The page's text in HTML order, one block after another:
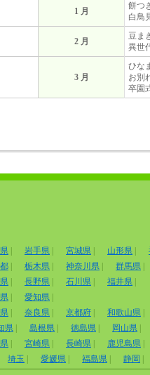
1 月
餅つ
白鳥
2 月
豆ま
異世
3 月
ひな
お別
卒園
岩手県 宮城県 山形県
栃木県 神奈川県 群馬県
長野県 石川県 福井県
愛知県
奈良県 京都府 和歌山県
県 島根県 徳島県 岡山県
宮崎県 長崎県 鹿児島県
埼玉 愛媛県 福島県 静岡